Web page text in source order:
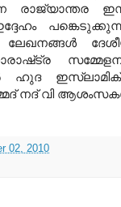
രാജ്യാന്തര
ഇദ്ദേഹം
ലേഖനങ്ങള്‍
ഹുദ
നദ് വി
02, 2010